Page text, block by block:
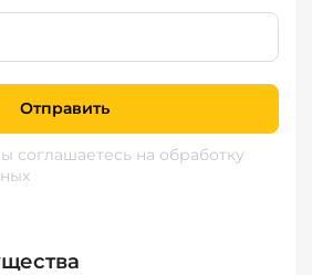
Отправить
соглашаетесь на обработку